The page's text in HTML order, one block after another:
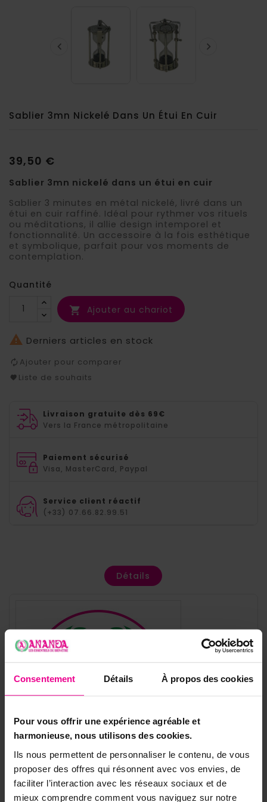
Consentement Détails À propos des cookies
Pour vous offrir une expérience agréable et
harmonieuse, nous utilisons des cookies.
Ils nous permettent de personnaliser le contenu, de vous
proposer des offres qui résonnent avec vos envies, de
faciliter l’interaction avec les réseaux sociaux et de
mieux comprendre comment vous naviguez sur notre
 
Sablier 3mn Nickelé Dans Un Étui En Cuir
39,50 €
Sablier 3mn nickelé dans un étui en cuir
Sablier 3 minutes en métal nickelé, livré dans un
étui en cuir raffiné. Idéal pour rythmer vos rituels
ou méditations, il allie design intemporel et
fonctionnalité. Un accessoire à la fois esthétique
et symbolique, parfait pour vos moments de
contemplation.
Quantité
 Ajouter au chariot
 Derniers articles en stock
Ajouter pour comparer
Liste de souhaits
Livraison gratuite dès 69€
Vers la France métropolitaine
Paiement sécurisé
Visa, MasterCard, Paypal
Service client réactif
(+33) 07.66.82.99.51
Détails